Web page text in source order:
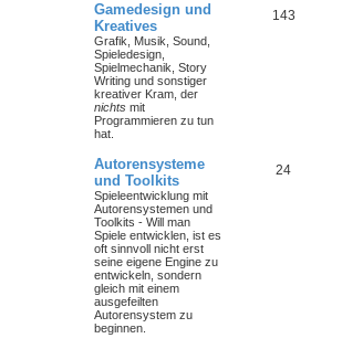
Gamedesign und
Kreatives
Grafik, Musik, Sound,
Spieledesign,
Spielmechanik, Story
Writing und sonstiger
kreativer Kram, der
nichts mit
Programmieren zu tun
hat.
143
Autorensysteme
und Toolkits
Spieleentwicklung mit
Autorensystemen und
Toolkits - Will man
Spiele entwicklen, ist es
oft sinnvoll nicht erst
seine eigene Engine zu
entwickeln, sondern
gleich mit einem
ausgefeilten
Autorensystem zu
beginnen.
24